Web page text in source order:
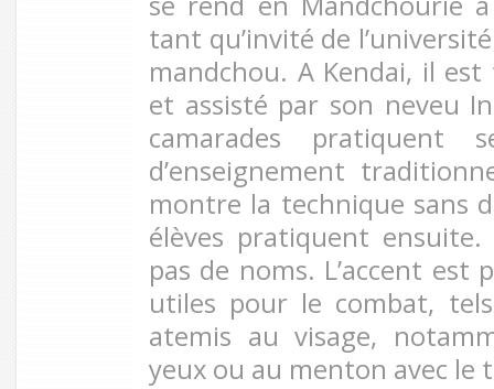
tant qu’invité de
mandchou. A Kendai, il
et assisté par son neveu
camarades pratiquent
d’enseignement
montre la technique sans
élèves pratiquent ensuite.
pas de noms. L’accent est
utiles pour le combat,
atemis au visage,
yeux ou au menton avec le